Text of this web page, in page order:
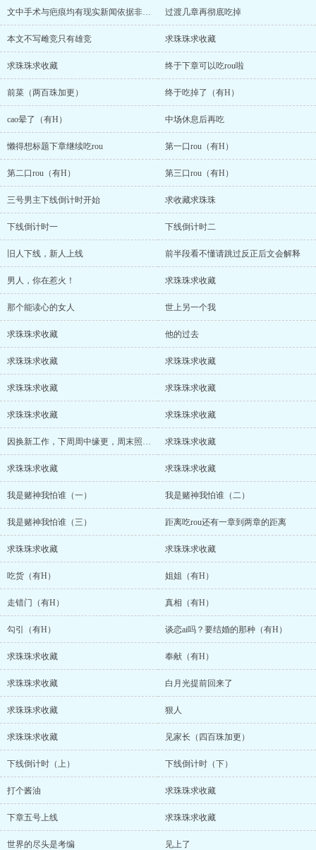
文中手术与疤痕均有现实新闻依据非虚构 过渡几章再彻底吃掉
本文不写雌竞只有雄竞 求珠珠求收藏
求珠珠求收藏 终于下章可以吃rou啦
前菜（两百珠加更） 终于吃掉了（有H）
cao晕了（有H） 中场休息后再吃
懒得想标题下章继续吃rou 第一口rou（有H）
第二口rou（有H） 第三口rou（有H）
三号男主下线倒计时开始 求收藏求珠珠
下线倒计时一 下线倒计时二
旧人下线，新人上线 前半段看不懂请跳过反正后文会解释
男人，你在惹火！ 求珠珠求收藏
那个能读心的女人 世上另一个我
求珠珠求收藏 他的过去
求珠珠求收藏 求珠珠求收藏
求珠珠求收藏 求珠珠求收藏
求珠珠求收藏 求珠珠求收藏
因换新工作，下周周中缘更，周末照常更新 求珠珠求收藏
求珠珠求收藏 求珠珠求收藏
我是赌神我怕谁（一） 我是赌神我怕谁（二）
我是赌神我怕谁（三） 距离吃rou还有一章到两章的距离
求珠珠求收藏 求珠珠求收藏
吃货（有H） 姐姐（有H）
走错门（有H） 真相（有H）
勾引（有H） 谈恋ai吗？要结婚的那种（有H）
求珠珠求收藏 奉献（有H）
求珠珠求收藏 白月光提前回来了
求珠珠求收藏 狠人
求珠珠求收藏 见家长（四百珠加更）
下线倒计时（上） 下线倒计时（下）
打个酱油 求珠珠求收藏
下章五号上线 求珠珠求收藏
世界的尽头是考编 见上了